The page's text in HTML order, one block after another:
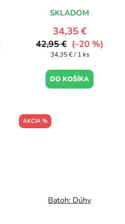
SKLADOM
34,35 €
42,95 € (–20 %)
Jednotková
34,35 € / 1 ks
DO KOŠÍKA
AKCIA %
Batoh: Dúhy